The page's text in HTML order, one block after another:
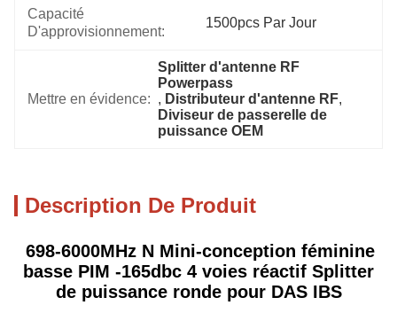
Capacité
D'approvisionnement:
1500pcs Par Jour
Mettre en évidence:
Splitter d'antenne RF
Powerpass
, Distributeur d'antenne RF,
Diviseur de passerelle de
puissance OEM
Description De Produit
698-6000MHz N Mini-conception féminine
basse PIM -165dbc 4 voies réactif Splitter
de puissance ronde pour DAS IBS